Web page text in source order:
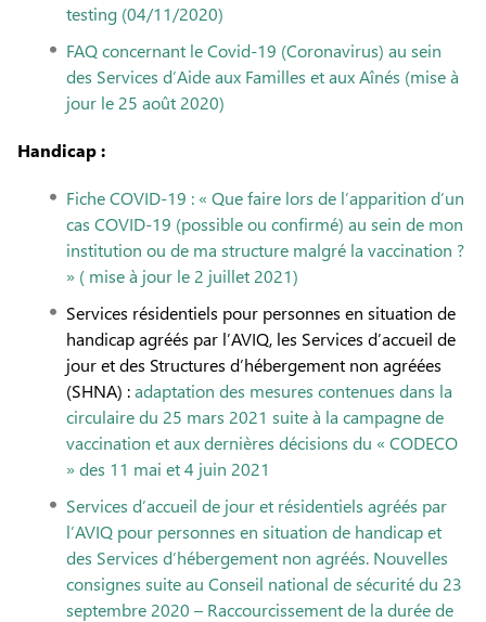
testing (04/11/2020)
FAQ concernant le Covid-19 (Coronavirus) au sein
des Services d’Aide aux Familles et aux Aînés (mise à
jour le 25 août 2020)
Handicap :
Fiche COVID-19 : « Que faire lors de l’apparition d’un
cas COVID-19 (possible ou confirmé) au sein de mon
institution ou de ma structure malgré la vaccination ?
» ( mise à jour le 2 juillet 2021)
Services résidentiels pour personnes en situation de
handicap agréés par l’AVIQ, les Services d’accueil de
jour et des Structures d’hébergement non agréées
(SHNA) :adaptation des mesures contenues dans la
circulaire du 25 mars 2021 suite à la campagne de
vaccination et aux dernières décisions du « CODECO
» des 11 mai et 4 juin 2021
Services d’accueil de jour et résidentiels agréés par
l’AVIQ pour personnes en situation de handicap et
des Services d’hébergement non agréés. Nouvelles
consignes suite au Conseil national de sécurité du 23
septembre 2020 – Raccourcissement de la durée de